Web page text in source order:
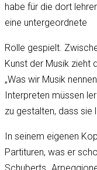
habe für die dort
eine untergeordnete
Rolle gespielt.
Kunst der Musik zieht
„Was wir Musik
Interpreten müssen
zu gestalten, dass sie
In seinem eigenen
Partituren, was er